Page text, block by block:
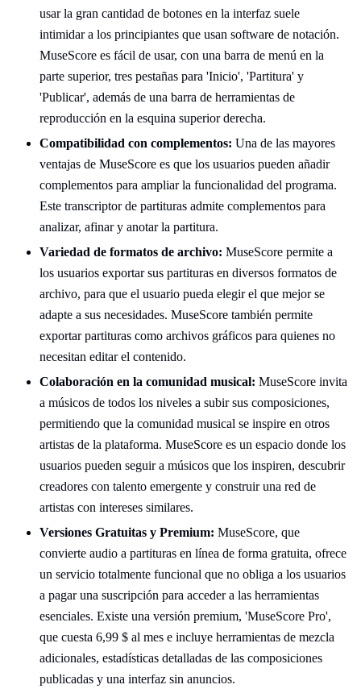
usar la gran cantidad de botones en la interfaz suele
intimidar a los principiantes que usan software de notación.
MuseScore es fácil de usar, con una barra de menú en la
parte superior, tres pestañas para 'Inicio', 'Partitura' y
'Publicar', además de una barra de herramientas de
reproducción en la esquina superior derecha.
Compatibilidad con complementos: Una de las mayores
ventajas de MuseScore es que los usuarios pueden añadir
complementos para ampliar la funcionalidad del programa.
Este transcriptor de partituras admite complementos para
analizar, afinar y anotar la partitura.
Variedad de formatos de archivo: MuseScore permite a
los usuarios exportar sus partituras en diversos formatos de
archivo, para que el usuario pueda elegir el que mejor se
adapte a sus necesidades. MuseScore también permite
exportar partituras como archivos gráficos para quienes no
necesitan editar el contenido.
Colaboración en la comunidad musical: MuseScore invita
a músicos de todos los niveles a subir sus composiciones,
permitiendo que la comunidad musical se inspire en otros
artistas de la plataforma. MuseScore es un espacio donde los
usuarios pueden seguir a músicos que los inspiren, descubrir
creadores con talento emergente y construir una red de
artistas con intereses similares.
Versiones Gratuitas y Premium: MuseScore, que
convierte audio a partituras en línea de forma gratuita, ofrece
un servicio totalmente funcional que no obliga a los usuarios
a pagar una suscripción para acceder a las herramientas
esenciales. Existe una versión premium, 'MuseScore Pro',
que cuesta 6,99 $ al mes e incluye herramientas de mezcla
adicionales, estadísticas detalladas de las composiciones
publicadas y una interfaz sin anuncios.